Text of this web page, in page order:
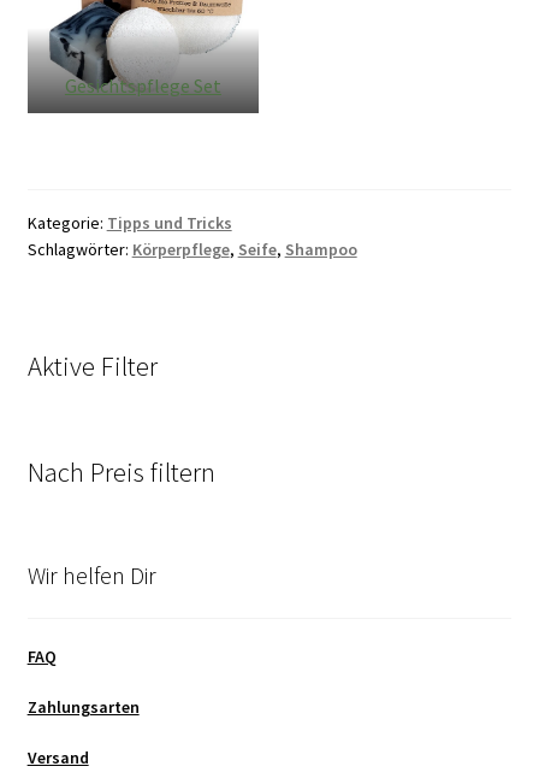
Gesichtspflege Set
Kategorie: Tipps und Tricks
Schlagwörter: Körperpflege, Seife, Shampoo
Aktive Filter
Nach Preis filtern
Wir helfen Dir
FAQ
Zahlungsarten
Versand